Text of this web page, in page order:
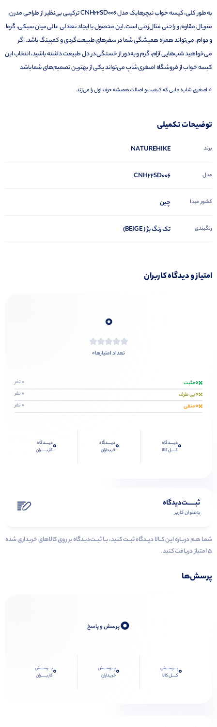
به طور کلی، کیسه خواب نیچرهایک مدل CNH22SD006 ترکیبی بی‌نظیر از طراحی مدرن،
متریال مقاوم و راحتی مثال‌زدنی است. این محصول با ایجاد تعادلی عالی میان سبکی، گرما
و دوام، می‌تواند همراه همیشگی شما در سفرهای طبیعت‌گردی و کمپینگ باشد. اگر
می‌خواهید شب‌هایی آرام، گرم و به‌دور از خستگی در دل طبیعت داشته باشید، انتخاب این
کیسه خواب از فروشگاه اصغری شاپ می‌تواند یکی از بهترین تصمیم‌های شما باشد
⭐ اصغری شاپ؛ جایی که کیفیت و اصالت همیشه حرف اول را می‌زند.
توضیحات تکمیلی
برند NATUREHIKE
مدل CNH22SD006
کشور مبدا چین
رنگبندی تک رنگ بژ ( BEIGE)
امتیاز و دیدگاه کاربران
0
تعداد امتیازها0
0مثبت 0 نفر
0بی طرف 0 نفر
0منفی 0 نفر
0دیــــدگاه
کــــل کالا
0دیــــدگاه
خریداران
0دیــــدگاه
کاربـــــران
ثبـــــت‌دیدگاه
به‌عنوان کاربر
شمـا هـم دربـاره ایـن کــالا دیــدگاه ثبــت کنید، بــا ثبــت‌دیـدگاه بر روی کالاهای خریداری شده
۵ امتیاز دریافت کنید.
پرسش‌ها
0پرسش و پاسخ
0پـــرســـش
کــــل کالا
0پـــرســـش
خریداران
0پـــرســـش
کاربـــــران